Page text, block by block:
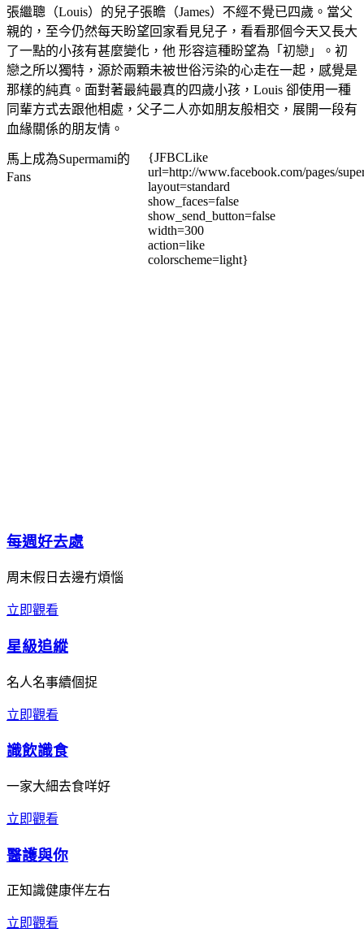
張繼聰（Louis）的兒子張瞻（James）不經不覺已四歲。當父
親的，至今仍然每天盼望回家看見兒子，看看那個今天又長大
了一點的小孩有甚麼變化，他 形容這種盼望為「初戀」。初
戀之所以獨特，源於兩顆未被世俗污染的心走在一起，感覺是
那樣的純真。面對著最純最真的四歲小孩，Louis 卻使用一種
同輩方式去跟他相處，父子二人亦如朋友般相交，展開一段有
血緣關係的朋友情。
馬上成為Supermami的
Fans
{JFBCLike
url=http://www.facebook.com/pages/
layout=standard
show_faces=false
show_send_button=false
width=300
action=like
colorscheme=light}
每週好去處
周末假日去邊冇煩惱
立即觀看
星級追縱
名人名事續個捉
立即觀看
識飲識食
一家大細去食咩好
立即觀看
醫護與你
正知識健康伴左右
立即觀看